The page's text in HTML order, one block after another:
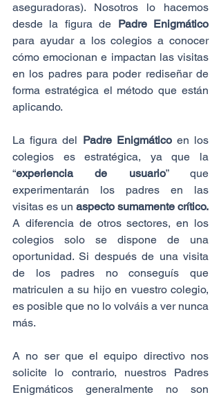
aseguradoras). Nosotros lo hacemos
desde la figura de Padre Enigmático
para ayudar a los colegios a conocer
cómo emocionan e impactan las visitas
en los padres para poder rediseñar de
forma estratégica el método que están
aplicando.
La figura del Padre Enigmático en los
colegios es estratégica, ya que la
“experiencia de usuario” que
experimentarán los padres en las
visitas es un
A diferencia de otros sectores, en los
colegios solo se dispone de una
oportunidad. Si después de una visita
de los padres no conseguís que
matriculen a su hijo en vuestro colegio,
es posible que no lo volváis a ver nunca
más.
A no ser que el equipo directivo nos
solicite lo contrario, nuestros Padres
Enigmáticos generalmente no son